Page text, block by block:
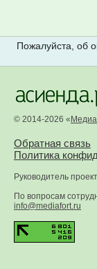
Пожалуйста, об
© 2014-2026 «
Обратная связь
Политика
Руководитель
По вопросам
info@mediafort.ru